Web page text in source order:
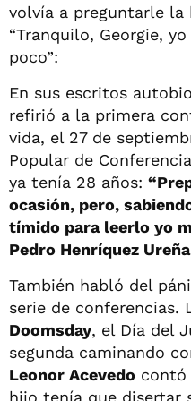
volvía a preguntarle la
“Tranquilo, Georgie,
poco”:
En sus escritos
refirió a la primera
vida, el 27 de
Popular de
ya tenía 28 años:
ocasión, pero,
tímido para leerlo yo
Pedro Henríquez
También habló del
serie de conferencias.
Doomsday, el Día del
segunda caminando
Leonor Acevedo contó
hijo tenía que disertar